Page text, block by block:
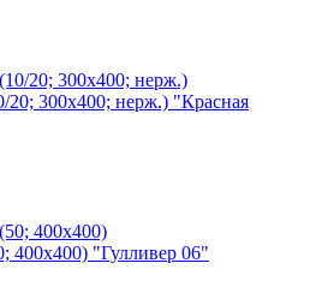
300х400; нерж.) "Красная
"Гулливер 06"